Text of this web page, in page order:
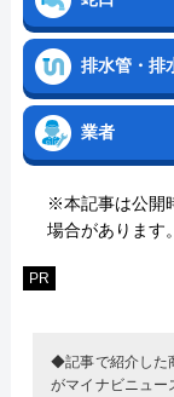
排水管・排
業者
※本記事は公開
場合があります
PR
◆記事で紹介した
がマイナビニュー